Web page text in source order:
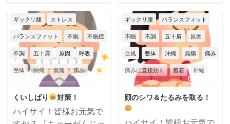
って痛みが増える
炎
症が悪化して治りにくく
なる
& ...
そしてその他もろも
ろ・・・多すぎて書きき
れません
ですが兎に
も角にも、たくさんの願
い事をかなえる為・日々
努力精進を重ね ...
那覇市 頭痛 顎関節症 首痛
人生を！」 筋膜整体バラ
ンスフィットの大城です
(*^^)v 沖縄はやっと梅雨
明けしました～
バイ
ク通勤の私には辛い梅雨
でしたが、ダムの水もた
くさん溜まったみたいな
ので 「恵みの雨さんあり
がとう！」です
のテーマ【老化を早める
頭痛 顎関節症 首痛
な戦闘が終結した日とさ
れており、今年で８１回
目の慰霊の日を迎えま
す。 日本で唯一多くの民
間人を巻き込んでの地上
戦となった沖縄。 その悲
惨な歴史を忘れることな
く後世に語り継いでいく
事、また戦争に向かわな
い為に１人１人が世界情
ギックリ腰 ストレス
バランスフィット 不眠 不眠症
不調 五十肩 原因 呼吸
整体 沖縄 無痛 痛み
痛みに直接効く 癒着
筋膜 筋膜はがし 筋膜リリース
筋膜整体 肩こり 腰痛 膝痛
くいしばり 対策！
ハイサイ！皆様お元気で
ギックリ腰 バランスフィット
不眠 不調 五十肩 原因
台風 整体 沖縄 無痛 痛み
痛みに直接効く 癒着 神経
筋膜 筋膜はがし 筋膜リリース
筋膜整体 肩こり 腰痛 膝痛
自律神経 自律神経失調症
顔のシワ＆たるみを取る！